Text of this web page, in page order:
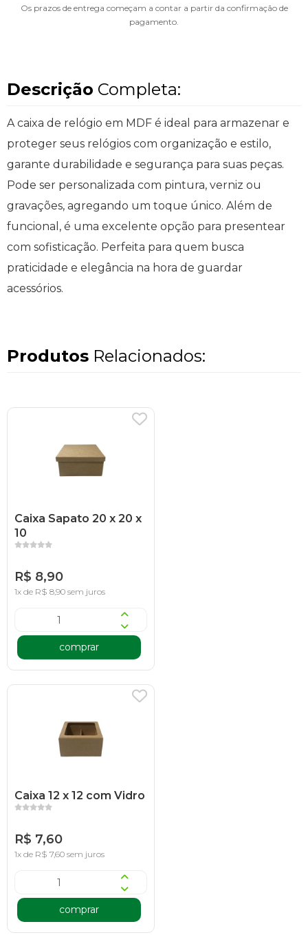
Os prazos de entrega começam a contar a partir da confirmação de
pagamento.
Descrição Completa:
A caixa de relógio em MDF é ideal para armazenar e
proteger seus relógios com organização e estilo,
garante durabilidade e segurança para suas peças.
Pode ser personalizada com pintura, verniz ou
gravações, agregando um toque único. Além de
funcional, é uma excelente opção para presentear
com sofisticação. Perfeita para quem busca
praticidade e elegância na hora de guardar
acessórios.
Produtos Relacionados:
Caixa Sapato 20 x 20 x
10
R$ 8,90
1x de R$ 8,90 sem juros
comprar
Caixa 12 x 12 com Vidro
R$ 7,60
1x de R$ 7,60 sem juros
comprar